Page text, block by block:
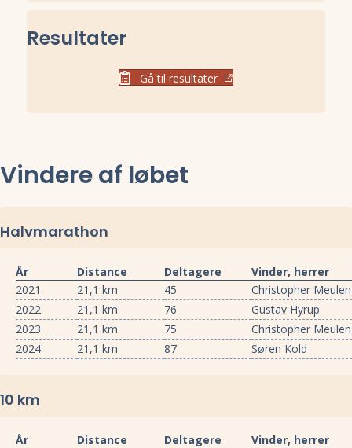
Resultater
Gå til resultater
Vindere af løbet
Halvmarathon
År Distance Deltagere
Vinder, herrer
2021
21,1 km 45
Christopher
2022
21,1 km 76
Gustav Hyrup
2023
21,1 km 75
Christopher
2024
21,1 km 87 Søren Kold
10 km
År Distance Deltagere Vinder, herrer